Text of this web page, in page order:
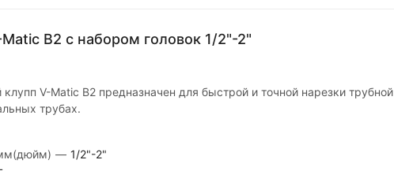
B2 с набором головок 1/2"-2"
V-Matic B2 предназначен для быстрой и точной нарезки трубной
трубах.
— 1/2"-2"